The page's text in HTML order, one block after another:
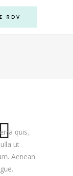
RDV
quis,
ut
Aenean